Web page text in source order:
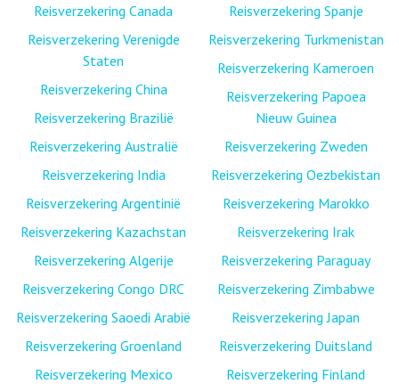
Reisverzekering Canada
Reisverzekering Verenigde
Staten
Reisverzekering China
Reisverzekering Brazilië
Reisverzekering Australië
Reisverzekering India
Reisverzekering Argentinië
Reisverzekering Kazachstan
Reisverzekering Algerije
Reisverzekering Congo DRC
Reisverzekering Saoedi Arabië
Reisverzekering Groenland
Reisverzekering Mexico
Reisverzekering Spanje
Reisverzekering Turkmenistan
Reisverzekering Kameroen
Reisverzekering Papoea
Nieuw Guinea
Reisverzekering Zweden
Reisverzekering Oezbekistan
Reisverzekering Marokko
Reisverzekering Irak
Reisverzekering Paraguay
Reisverzekering Zimbabwe
Reisverzekering Japan
Reisverzekering Duitsland
Reisverzekering Finland